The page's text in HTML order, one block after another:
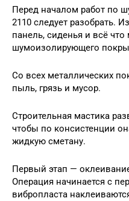
Перед началом работ по
2110 следует разобрать.
панель, сиденья и всё
шумоизолирующего
Со всех металлических
пыль, грязь и мусор.
Строительная мастика
чтобы по консистенции
жидкую сметану.
Первый этап —
Операция начинается с
вибропласта